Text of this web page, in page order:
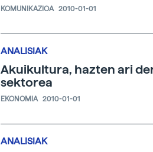
KOMUNIKAZIOA 2010-01-01
ANALISIAK
Akuikultura, hazten ari
sektorea
EKONOMIA 2010-01-01
ANALISIAK